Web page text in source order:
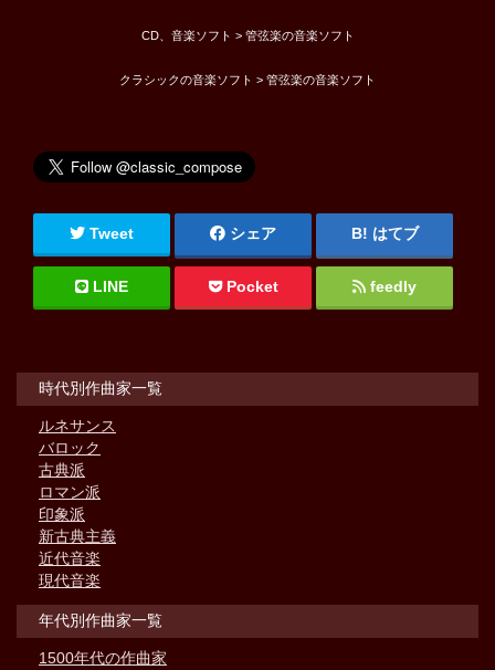
CD、音楽ソフト > 管弦楽の音楽ソフト
クラシックの音楽ソフト > 管弦楽の音楽ソフト
Tweet シェア はてブ
LINE Pocket feedly
時代別作曲家一覧
ルネサンス
バロック
古典派
ロマン派
印象派
新古典主義
近代音楽
現代音楽
年代別作曲家一覧
1500年代の作曲家